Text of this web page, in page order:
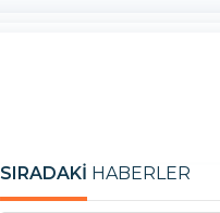
SIRADAKİ HABERLER